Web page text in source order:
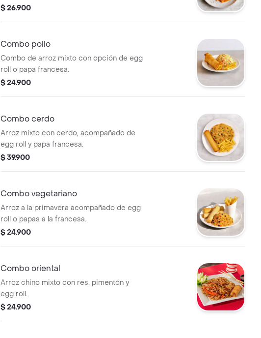
$ 26.900
Combo pollo
Combo de arroz mixto con opción de egg
roll o papa francesa.
$ 24.900
Combo cerdo
Arroz mixto con cerdo, acompañado de
egg roll y papa francesa.
$ 39.900
Combo vegetariano
Arroz a la primavera acompañado de egg
roll o papas a la francesa.
$ 24.900
Combo oriental
Arroz chino mixto con res, pimentón y
egg roll.
$ 24.900